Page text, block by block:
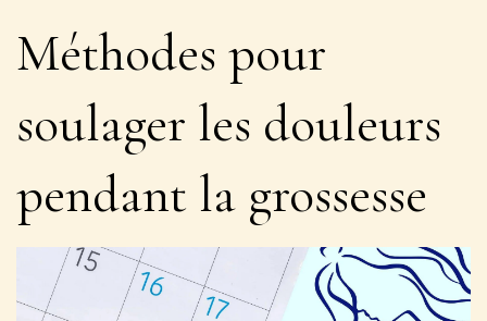
Méthodes pour
soulager les douleurs
pendant la grossesse